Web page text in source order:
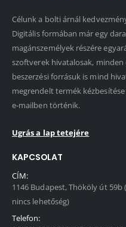
Célunk a bolti árnál
Digitális formában már egy
magánszemélyek részére
szoftverek hivatalosak,
beszerzési forrásuk is mind
megrendelt termék
e-mailben történik.
Ugrás a lap tetejére
KAPCSOLAT
CÍM:
1146 Budapest, Thököly út
nincs lehetőség)
Telefon: